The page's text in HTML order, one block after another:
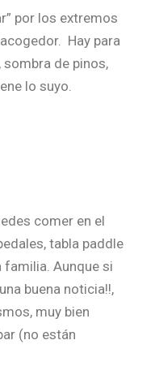
por los extremos
Hay para
sombra de pinos,
lo suyo.
comer en el
tabla paddle
Aunque si
buena noticia!!,
muy bien
(no están